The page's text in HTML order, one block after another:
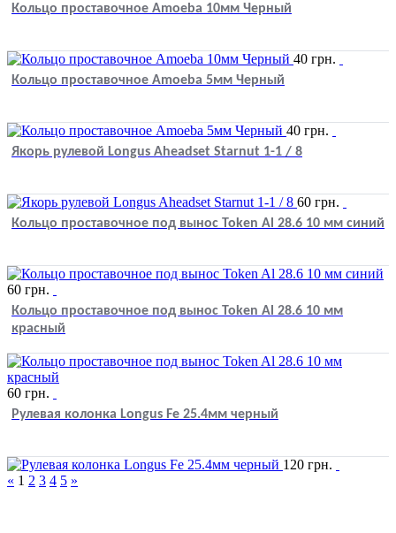
Кольцо проставочное Amoeba 10мм Черный
40 грн.
Кольцо проставочное Amoeba 5мм Черный
40 грн.
Якорь рулевой Longus Aheadset Starnut 1-1 / 8
60 грн.
Кольцо проставочное под вынос Token Al 28.6 10 мм синий
60 грн.
Кольцо проставочное под вынос Token Al 28.6 10 мм
красный
60 грн.
Рулевая колонка Longus Fe 25.4мм черный
120 грн.
« 1 2 3 4 5 »